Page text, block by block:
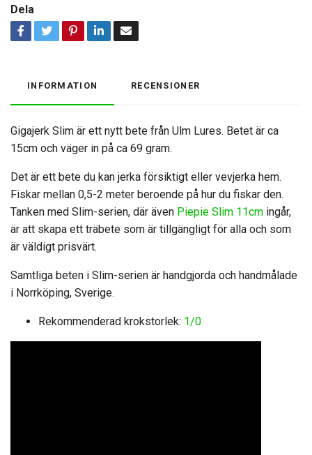
Dela
INFORMATION RECENSIONER
Gigajerk Slim är ett nytt bete från Ulm Lures. Betet är ca
15cm och väger in på ca 69 gram.
Det är ett bete du kan jerka försiktigt eller vevjerka hem.
Fiskar mellan 0,5-2 meter beroende på hur du fiskar den.
Tanken med Slim-serien, där även Piepie Slim 11cm ingår,
är att skapa ett träbete som är tillgängligt för alla och som
är väldigt prisvärt.
Samtliga beten i Slim-serien är handgjorda och handmålade
i Norrköping, Sverige.
Rekommenderad krokstorlek: 1/0